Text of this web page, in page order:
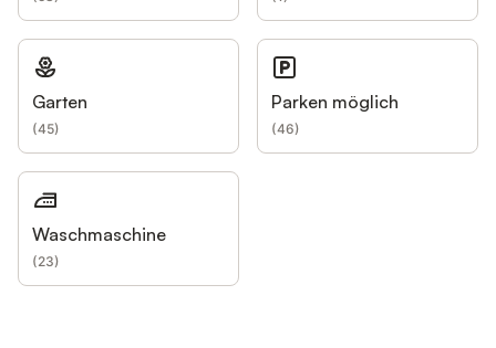
Garten
(45)
Parken möglich
(46)
Waschmaschine
(23)